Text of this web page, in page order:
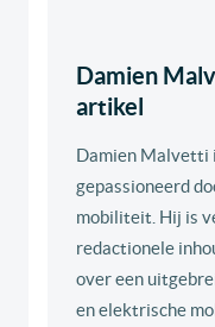
Damien
artikel
Damien Malvetti
gepassioneerd
mobiliteit. Hij is
redactionele
over een
en elektrische